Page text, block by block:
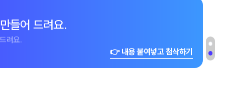
들어 드려요.
려요.
👉 내용 붙여넣고 첨삭하기